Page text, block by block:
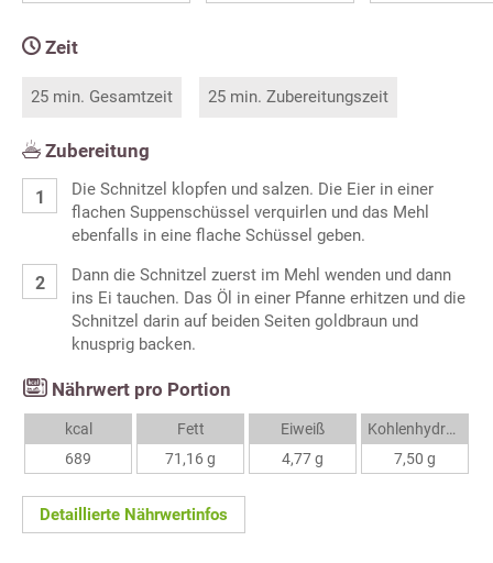
Zeit
25 min. Gesamtzeit 25 min. Zubereitungszeit
Zubereitung
Die Schnitzel klopfen und salzen. Die Eier in einer
flachen Suppenschüssel verquirlen und das Mehl
ebenfalls in eine flache Schüssel geben.
Dann die Schnitzel zuerst im Mehl wenden und dann
ins Ei tauchen. Das Öl in einer Pfanne erhitzen und die
Schnitzel darin auf beiden Seiten goldbraun und
knusprig backen.
Nährwert pro Portion
kcal
689
Fett
71,16 g
Eiweiß
4,77 g
Kohlenhydrate
7,50 g
Detaillierte Nährwertinfos